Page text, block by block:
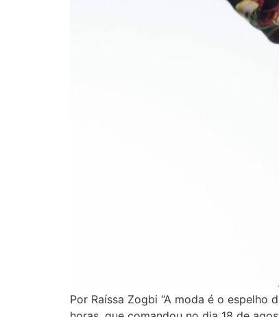
Por Raíssa Zogbi “A moda é o espelho